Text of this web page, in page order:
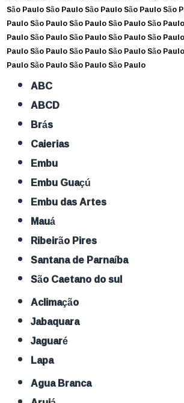
São PauloSão PauloSão PauloSão PauloSão
PauloSão PauloSão PauloSão PauloSão Paulo
PauloSão PauloSão PauloSão PauloSão Paulo
PauloSão PauloSão PauloSão PauloSão Paulo
PauloSão PauloSão PauloSão Paulo
ABC
ABCD
Brás
Caierias
Embu
Embu Guaçú
Embu das Artes
Mauá
Ribeirão Pires
Santana de Parnaíba
São Caetano do sul
Aclimação
Jabaquara
Jaguaré
Lapa
Agua Branca